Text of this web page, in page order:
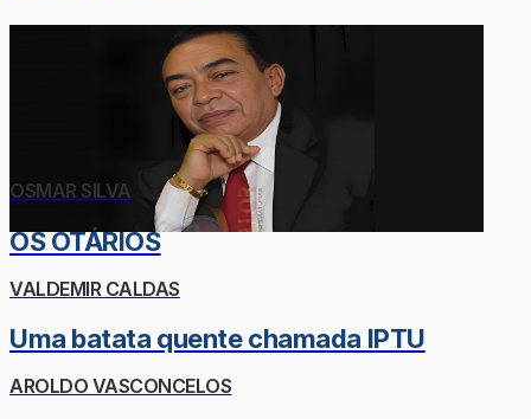
OSMAR SILVA
OS OTÁRIOS
VALDEMIR CALDAS
Uma batata quente chamada IPTU
AROLDO VASCONCELOS